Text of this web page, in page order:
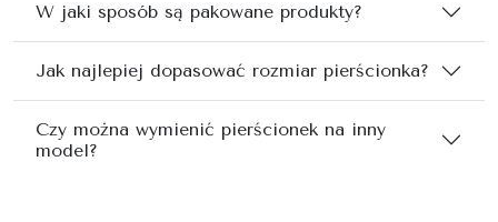
W jaki sposób są pakowane produkty?
Jak najlepiej dopasować rozmiar pierścionka?
Czy można wymienić pierścionek na inny
model?